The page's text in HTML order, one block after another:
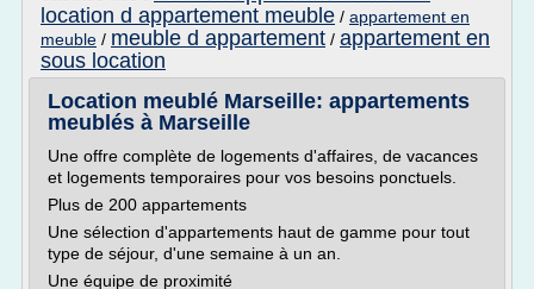
location d appartement meuble / appartement en
meuble / meuble d appartement / appartement en
sous location
Location meublé Marseille: appartements
meublés à Marseille
Une offre complète de logements d'affaires, de vacances
et logements temporaires pour vos besoins ponctuels.
Plus de 200 appartements
Une sélection d'appartements haut de gamme pour tout
type de séjour, d'une semaine à un an.
Une équipe de proximité